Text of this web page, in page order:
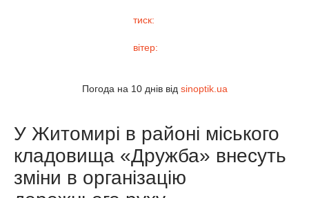
тиск:
вітер:
Погода на 10 днів від sinoptik.ua
У Житомирі в районі міського
кладовища «Дружба» внесуть
зміни в організацію